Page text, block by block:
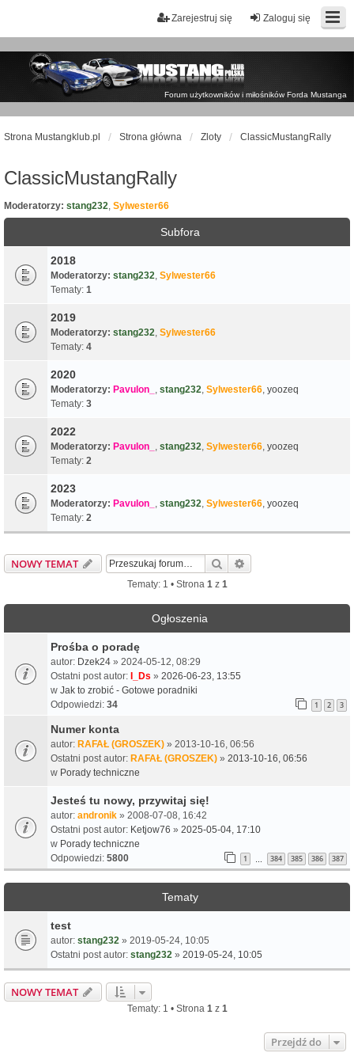
Zaloguj się
Zarejestruj się
Forum użytkowników i miłośników Forda Mustanga
Strona Mustangklub.pl Strona główna Zloty ClassicMustangRally
ClassicMustangRally
Moderatorzy: stang232, Sylwester66
Subfora
2018
Moderatorzy: stang232, Sylwester66
Tematy: 1
2019
Moderatorzy: stang232, Sylwester66
Tematy: 4
2020
Moderatorzy: Pavulon_ , stang232, Sylwester66, yoozeq
Tematy: 3
2022
Moderatorzy: Pavulon_ , stang232, Sylwester66, yoozeq
Tematy: 2
2023
Moderatorzy: Pavulon_ , stang232, Sylwester66, yoozeq
Tematy: 2
NOWY TEMAT Szukaj
Tematy: 1 • Strona 1z 1
Ogłoszenia
Prośba o poradę
autor: Dzek24 » 2024-05-12, 08:29
Ostatni post autor: I_Ds » 2026-06-23, 13:55
w Jak to zrobić - Gotowe poradniki
Odpowiedzi: 34 1 2 3
Numer konta
autor: RAFAŁ (GROSZEK) » 2013-10-16, 06:56
Ostatni post autor: RAFAŁ (GROSZEK) » 2013-10-16, 06:56
w Porady techniczne
Jesteś tu nowy, przywitaj się!
autor: andronik » 2008-07-08, 16:42
Ostatni post autor: Ketjow76 » 2025-05-04, 17:10
w Porady techniczne
Odpowiedzi: 5800 1 384 385 386 387
Tematy
test
autor: stang232 » 2019-05-24, 10:05
Ostatni post autor: stang232 » 2019-05-24, 10:05
NOWY TEMAT
Tematy: 1 • Strona 1z 1
Przejdź do